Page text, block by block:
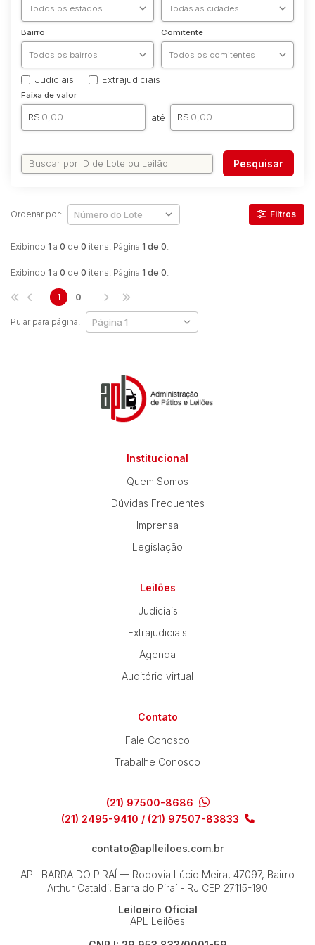
Bairro Comitente
Judiciais Extrajudiciais
Faixa de valor
R$ até R$
Pesquisar
Exibindo 1 a 0 de 0 itens. Página 1 de 0.
Ordenar por: Filtros
Exibindo 1 a 0 de 0 itens. Página 1 de 0.
Pular para página:
1 0
Institucional
Quem Somos
Dúvidas Frequentes
Imprensa
Legislação
Leilões
Judiciais
Extrajudiciais
Agenda
Auditório virtual
Contato
Fale Conosco
Trabalhe Conosco
(21) 97500-8686
(21) 2495-9410 / (21) 97507-83833
contato@aplleiloes.com.br
APL BARRA DO PIRAÍ — Rodovia Lúcio Meira, 47097, Bairro
Arthur Cataldi, Barra do Piraí - RJ CEP 27115-190
Leiloeiro Oficial
APL Leilões